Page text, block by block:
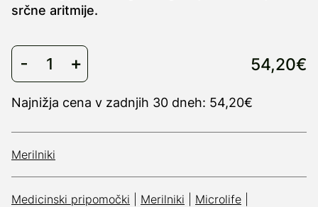
srčne aritmije.
54,20€
Najnižja cena v zadnjih 30 dneh: 54,20€
Merilniki
Medicinski pripomočki Merilniki Microlife